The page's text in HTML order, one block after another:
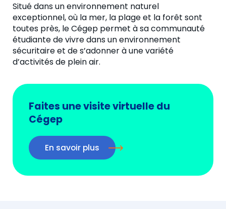
Situé dans un environnement naturel
exceptionnel, où la mer, la plage et la forêt sont
toutes près, le Cégep permet à sa communauté
étudiante de vivre dans un environnement
sécuritaire et de s’adonner à une variété
d’activités de plein air.
Faites une visite virtuelle du
Cégep
En savoir plus